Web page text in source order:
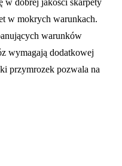
w mokrych warunkach.
warunków
wymagają dodatkowej
przymrozek pozwala na